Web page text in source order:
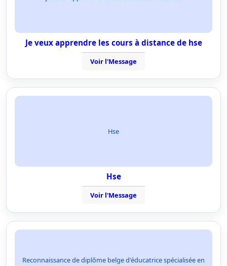
Je veux apprendre les cours à distance de hse
Voir l'Message
Hse
Hse
Voir l'Message
Reconnaissance de diplôme belge d'éducatrice spécialisée en